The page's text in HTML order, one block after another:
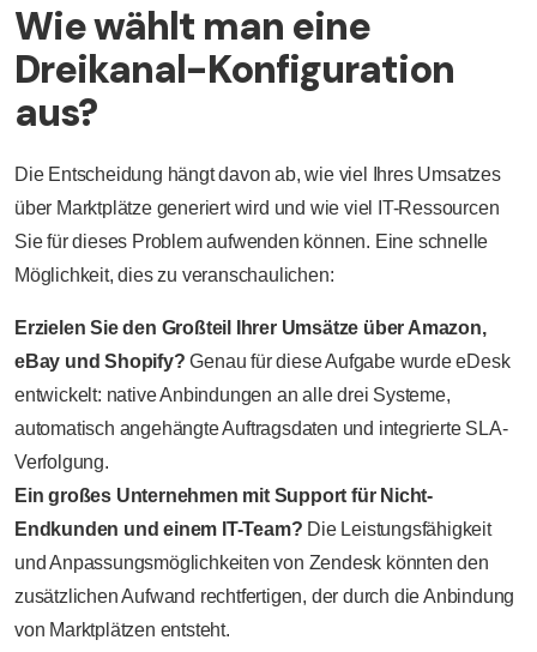
Wie wählt man eine
Dreikanal-Konfiguration
aus?
Die Entscheidung hängt davon ab, wie viel Ihres Umsatzes
über Marktplätze generiert wird und wie viel IT-Ressourcen
Sie für dieses Problem aufwenden können. Eine schnelle
Möglichkeit, dies zu veranschaulichen:
Erzielen Sie den Großteil Ihrer Umsätze über Amazon,
eBay und Shopify? Genau für diese Aufgabe wurde eDesk
entwickelt: native Anbindungen an alle drei Systeme,
automatisch angehängte Auftragsdaten und integrierte SLA-
Verfolgung.
Ein großes Unternehmen mit Support für Nicht-
Endkunden und einem IT-Team? Die Leistungsfähigkeit
und Anpassungsmöglichkeiten von Zendesk könnten den
zusätzlichen Aufwand rechtfertigen, der durch die Anbindung
von Marktplätzen entsteht.